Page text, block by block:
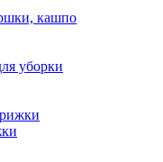
кашпо
уборки